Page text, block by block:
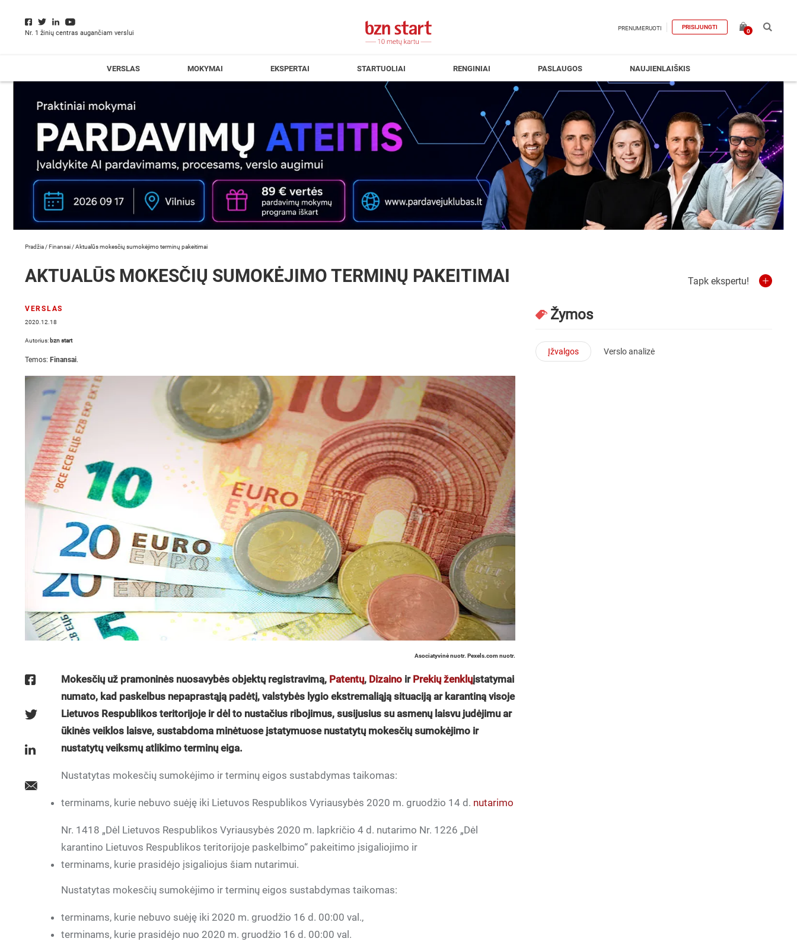
Nr. 1 žinių centras augančiam verslui
PRENUMERUOTI PRISIJUNGTI
0
VERSLAS MOKYMAI EKSPERTAI STARTUOLIAI RENGINIAI PASLAUGOS NAUJIENLAIŠKIS
Pradžia /Finansai /Aktualūs mokesčių sumokėjimo terminų pakeitimai
AKTUALŪS MOKESČIŲ SUMOKĖJIMO TERMINŲ PAKEITIMAI
VERSLAS
2020.12.18
Autorius: bzn start
Temos: Finansai.
Asociatyvinė nuotr. Pexels.com nuotr.
Mokesčių už pramoninės nuosavybės objektų registravimą, Patentų, Dizaino ir Prekių ženklųįstatymai
numato, kad paskelbus nepaprastąją padėtį, valstybės lygio ekstremaliąją situaciją ar karantiną visoje
Lietuvos Respublikos teritorijoje ir dėl to nustačius ribojimus, susijusius su asmenų laisvu judėjimu ar
ūkinės veiklos laisve, sustabdoma minėtuose įstatymuose nustatytų mokesčių sumokėjimo ir
nustatytų veiksmų atlikimo terminų eiga.
Nustatytas mokesčių sumokėjimo ir terminų eigos sustabdymas taikomas:
terminams, kurie nebuvo suėję iki Lietuvos Respublikos Vyriausybės 2020 m. gruodžio 14 d. nutarimo
Nr. 1418 „Dėl Lietuvos Respublikos Vyriausybės 2020 m. lapkričio 4 d. nutarimo Nr. 1226 „Dėl
karantino Lietuvos Respublikos teritorijoje paskelbimo“ pakeitimo įsigaliojimo ir
terminams, kurie prasidėjo įsigaliojus šiam nutarimui.
Nustatytas mokesčių sumokėjimo ir terminų eigos sustabdymas taikomas:
terminams, kurie nebuvo suėję iki 2020 m. gruodžio 16 d. 00:00 val.,
terminams, kurie prasidėjo nuo 2020 m. gruodžio 16 d. 00:00 val.
Tapk ekspertu!
Žymos
Įžvalgos Verslo analizė